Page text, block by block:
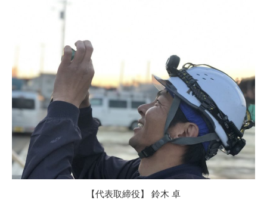
【代表取締役】 鈴木 卓